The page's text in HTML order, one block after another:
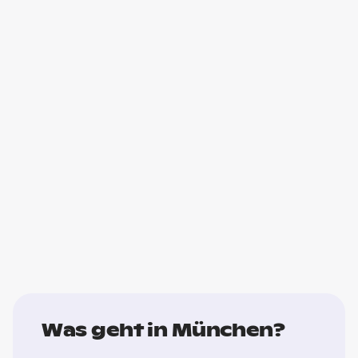
Was geht in München?